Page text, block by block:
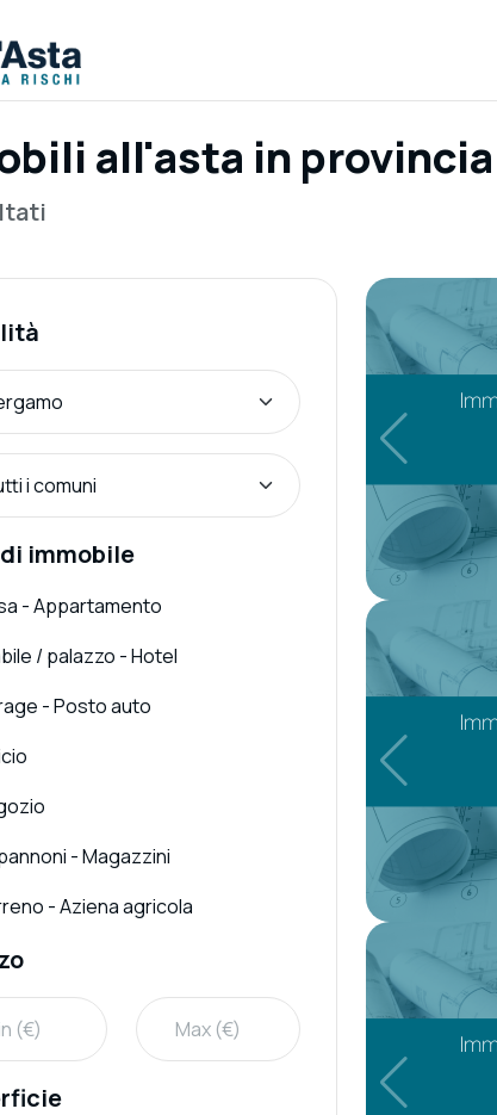
all'asta in
immobile
- Appartamento
/ palazzo - Hotel
- Posto auto
- Magazzini
- Aziena agricola